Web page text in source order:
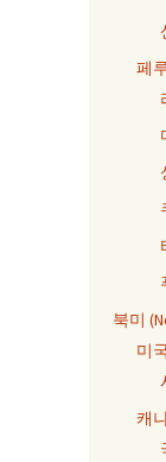
페
북미
미
캐